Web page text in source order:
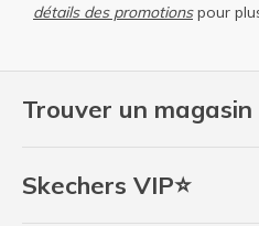
Trouver un magasin
Skechers VIP⭐
détails des promotionspour